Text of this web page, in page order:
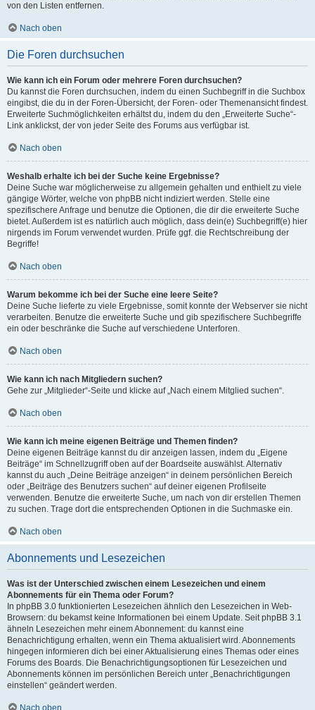
von den Listen entfernen.
Nach oben
Die Foren durchsuchen
Wie kann ich ein Forum oder mehrere Foren durchsuchen?
Du kannst die Foren durchsuchen, indem du einen Suchbegriff in die Suchbox
eingibst, die du in der Foren-Übersicht, der Foren- oder Themenansicht findest.
Erweiterte Suchmöglichkeiten erhältst du, indem du den „Erweiterte Suche“-
Link anklickst, der von jeder Seite des Forums aus verfügbar ist.
Nach oben
Weshalb erhalte ich bei der Suche keine Ergebnisse?
Deine Suche war möglicherweise zu allgemein gehalten und enthielt zu viele
gängige Wörter, welche von phpBB nicht indiziert werden. Stelle eine
spezifischere Anfrage und benutze die Optionen, die dir die erweiterte Suche
bietet. Außerdem ist es natürlich auch möglich, dass dein(e) Suchbegriff(e) hier
nirgends im Forum verwendet wurden. Prüfe ggf. die Rechtschreibung der
Begriffe!
Nach oben
Warum bekomme ich bei der Suche eine leere Seite?
Deine Suche lieferte zu viele Ergebnisse, somit konnte der Webserver sie nicht
verarbeiten. Benutze die erweiterte Suche und gib spezifischere Suchbegriffe
ein oder beschränke die Suche auf verschiedene Unterforen.
Nach oben
Wie kann ich nach Mitgliedern suchen?
Gehe zur „Mitglieder“-Seite und klicke auf „Nach einem Mitglied suchen“.
Nach oben
Wie kann ich meine eigenen Beiträge und Themen finden?
Deine eigenen Beiträge kannst du dir anzeigen lassen, indem du „Eigene
Beiträge“ im Schnellzugriff oben auf der Boardseite auswählst. Alternativ
kannst du auch „Deine Beiträge anzeigen“ in deinem persönlichen Bereich
oder „Beiträge des Benutzers suchen“ auf deiner eigenen Profilseite
verwenden. Benutze die erweiterte Suche, um nach von dir erstellen Themen
zu suchen. Trage dort die entsprechenden Optionen in die Suchmaske ein.
Nach oben
Abonnements und Lesezeichen
Was ist der Unterschied zwischen einem Lesezeichen und einem
Abonnements für ein Thema oder Forum?
In phpBB 3.0 funktionierten Lesezeichen ähnlich den Lesezeichen in Web-
Browsern: du bekamst keine Informationen bei einem Update. Seit phpBB 3.1
ähneln Lesezeichen mehr einem Abonnement: du kannst eine
Benachrichtigung erhalten, wenn ein Thema aktualisiert wird. Abonnements
hingegen informieren dich bei einer Aktualisierung eines Themas oder eines
Forums des Boards. Die Benachrichtigungsoptionen für Lesezeichen und
Abonnements können im persönlichen Bereich unter „Benachrichtigungen
einstellen“ geändert werden.
Nach oben